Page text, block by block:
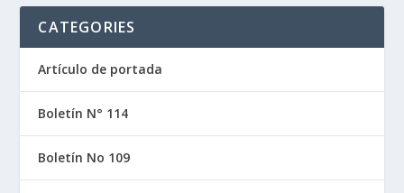
CATEGORIES
Artículo de portada
Boletín N° 114
Boletín No 109